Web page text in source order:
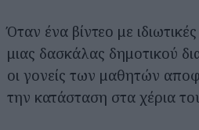
Όταν ένα βίντεο με
μιας δασκάλας δημοτικού
οι γονείς των μαθητών
την κατάσταση στα χέρια